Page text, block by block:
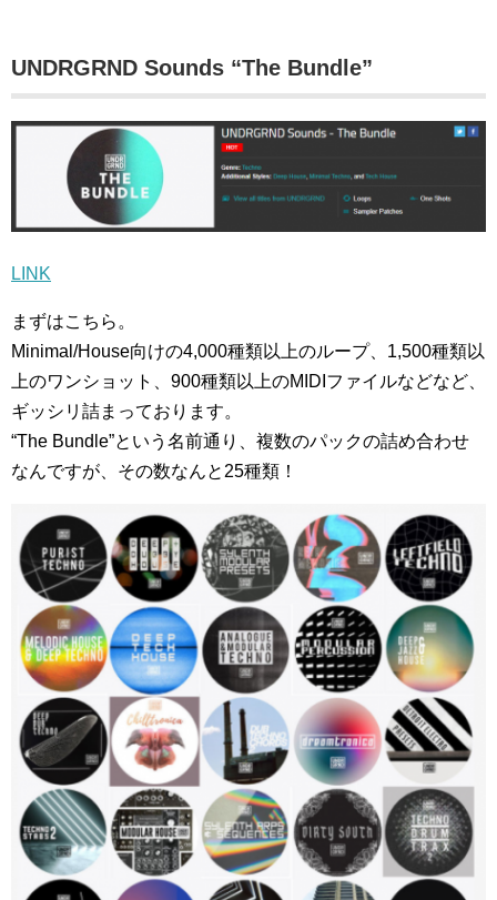
UNDRGRND Sounds “The Bundle”
LINK
まずはこちら。
Minimal/House向けの4,000種類以上のループ、1,500種類以
上のワンショット、900種類以上のMIDIファイルなどなど、
ギッシリ詰まっております。
“The Bundle”という名前通り、複数のパックの詰め合わせ
なんですが、その数なんと25種類！